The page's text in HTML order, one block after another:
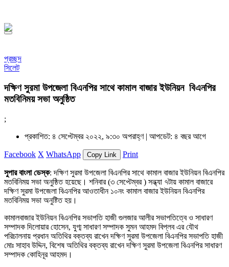
প্রচ্ছদ
সিলেট
দক্ষিণ সুরমা উপজেলা বিএনপির সাথে কামাল বাজার ইউনিয়ন বিএনপির
মতবিনিময় সভা অনুষ্ঠিত
;
প্রকাশিত: ৪ সেপ্টেম্বর ২০২২, ৯:৩০ অপরাহ্ণ | আপডেট: ৪ বছর আগে
Facebook X WhatsApp Copy Link Print
সুপার বাংলা ডেস্ক: দক্ষিণ সুরমা উপজেলা বিএনপির সাথে কামাল বাজার ইউনিয়ন বিএনপির
মতবিনিময় সভা অনুষ্ঠিত হয়েছে। শনিবার (৩ সেপ্টেম্বর ) সন্ধ্যা ৭টায় কামাল বাজারে
দক্ষিণ সুরমা উপজেলা বিএনপির আওতাধীন ১০নং কামাল বাজার ইউনিয়ন বিএনপির
মতবিনিময় সভা অনুষ্টিত হয়।
কামালবাজার ইউনিয়ন বিএনপির সভাপতি হাজী গুলজার আলীর সভাপতিত্বে ও সাধারণ
সম্পাদক দিলোয়ার হোসেন, যুগ্ম সাধারণ সম্পাদক সুমন আহমদ বিপ্লব এর যৌথ
পরিচালনায় প্রধান অতিথির বক্তব্য রাখেন দক্ষিণ সুরমা উপজেলা বিএনপির সভাপতি হাজী
মোঃ সাহাব উদ্দিন, বিশেষ অতিথির বক্তব্য রাখেন দক্ষিণ সুরমা উপজেলা বিএনপির সাধারণ
সম্পাদক কোহিনূর আহমদ।